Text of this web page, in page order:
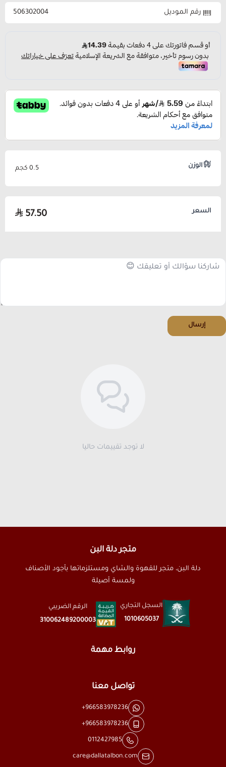
رقم الموديل 506302004
الوزن 0.5 كجم
السعر 57.50
إرسال
لا توجد تقييمات حاليا
متجر دلة البن
دلة البن، متجر للقهوة والشاي ومستلزماتها بأجود الأصناف
ولمسة أصيلة
السجل التجاري
1010605037
الرقم الضريبي
310062489200003
روابط مهمة
تواصل معنا
+966583978236
+966583978236
0112427985
care@dallatalbon.com